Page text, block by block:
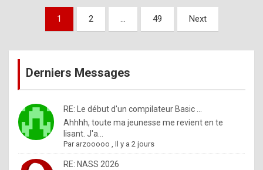
a
%
m
a
d
Pagination
publications
1 2 … 49 Next
Derniers Messages
RE: Le début d'un compilateur Basic ...
Ahhhh, toute ma jeunesse me revient en te
lisant. J'a...
Par arzooooo ,Il y a 2 jours
RE: NASS 2026